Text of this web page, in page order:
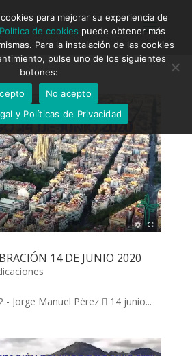
14 DE JUNIO 2020
- Jorge Manuel Pérez  14 junio...
para mejorar su experiencia de
Política de cookies puede obtener más
Para la instalación de las cookies
pulse uno de los siguientes
botones:
No acepto
y Políticas de Privacidad